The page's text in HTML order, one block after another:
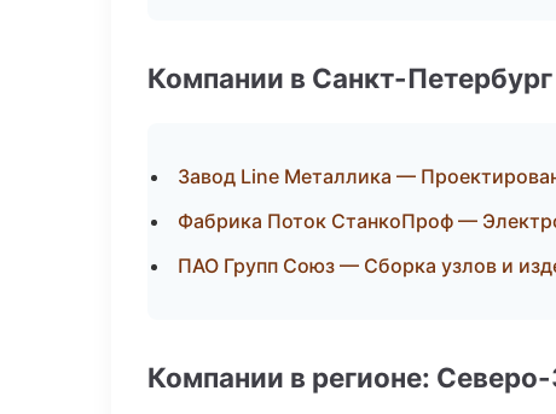
Компании в Санкт-Петербург
Завод Line Металлика —
Фабрика Поток СтанкоПроф —
ПАО Групп Союз — Сборка узлов и
Компании в регионе: